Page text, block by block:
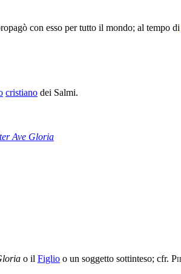
con esso per tutto il mondo; al tempo di
cristiano dei Salmi.
Ave Gloria
o il Figlio o un soggetto sottinteso; cfr.